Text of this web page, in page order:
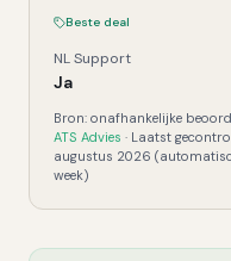
Beste deal
NL Support
Ja
Bron: onafhankelijke
ATS Advies · Laatst
augustus 2026
week)